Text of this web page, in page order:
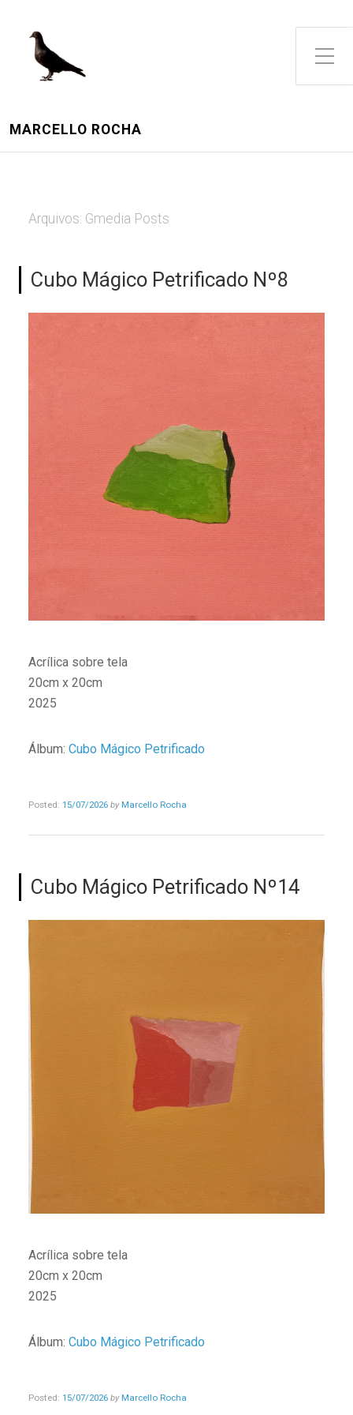
Toggle Side Menu
MARCELLO ROCHA
Arquivos: Gmedia Posts
Cubo Mágico Petrificado Nº8
Acrílica sobre tela
20cm x 20cm
2025
Álbum: Cubo Mágico Petrificado
Posted: 15/07/2026 by Marcello Rocha
Cubo Mágico Petrificado Nº14
Acrílica sobre tela
20cm x 20cm
2025
Álbum: Cubo Mágico Petrificado
Posted: 15/07/2026 by Marcello Rocha